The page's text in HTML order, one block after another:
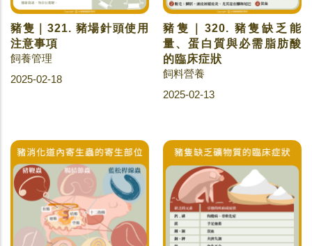
豬隻｜321. 豬場針頭使用
注意事項
飼養管理
2025-02-18
豬隻｜320. 豬隻缺乏能
量、蛋白質與必需脂肪酸
的臨床症狀
飼料營養
2025-02-13